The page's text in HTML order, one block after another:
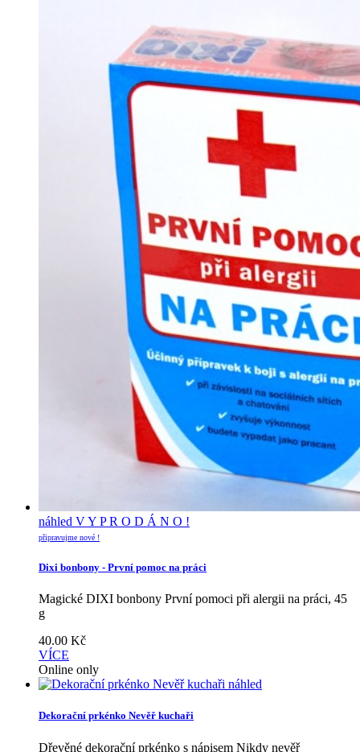
náhled V Y P R O D Á N O !
připravujme nové !
Dixi bonbony - První pomoc na práci
Magické DIXI bonbony První pomoci při alergii na práci, 45
g
40.00 Kč
VÍCE
Online only
náhled
Dekorační prkénko Nevěř kuchaři
Dřevěné dekorační prkénko s nápisem Nikdy nevěř